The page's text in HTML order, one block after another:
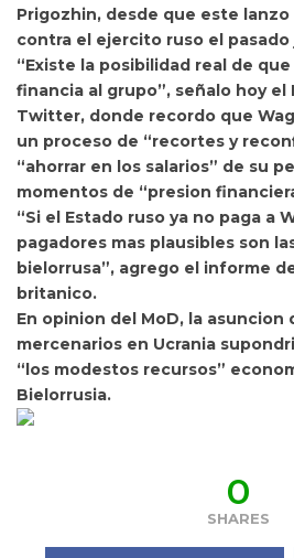
Prigozhin, desde que este
contra el ejercito ruso el pasado
“Existe la posibilidad real de
financia al grupo”, señalo hoy el
Twitter, donde recordo que
un proceso de “recortes y
“ahorrar en los salarios” de su
momentos de “presion
“Si el Estado ruso ya no paga a
pagadores mas plausibles son
bielorrusa”, agrego el informe
britanico.
En opinion del MoD, la asuncion
mercenarios en Ucrania
“los modestos recursos”
Bielorrusia.
0
SHARES